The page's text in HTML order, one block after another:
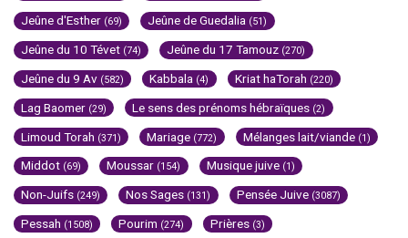
Jeûne d'Esther (69) Jeûne de Guedalia (51)
Jeûne du 10 Tévet (74) Jeûne du 17 Tamouz (270)
Jeûne du 9 Av (582) Kabbala (4) Kriat haTorah (220)
Lag Baomer (29) Le sens des prénoms hébraïques (2)
Limoud Torah (371) Mariage (772) Mélanges lait/viande (1)
Middot (69) Moussar (154) Musique juive (1)
Non-Juifs (249) Nos Sages (131) Pensée Juive (3087)
Pessah (1508) Pourim (274) Prières (3)